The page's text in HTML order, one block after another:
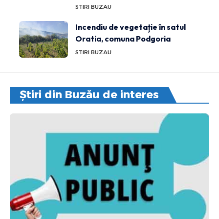
STIRI BUZAU
Incendiu de vegetație în satul
Oratia, comuna Podgoria
STIRI BUZAU
Știri din Buzău de interes